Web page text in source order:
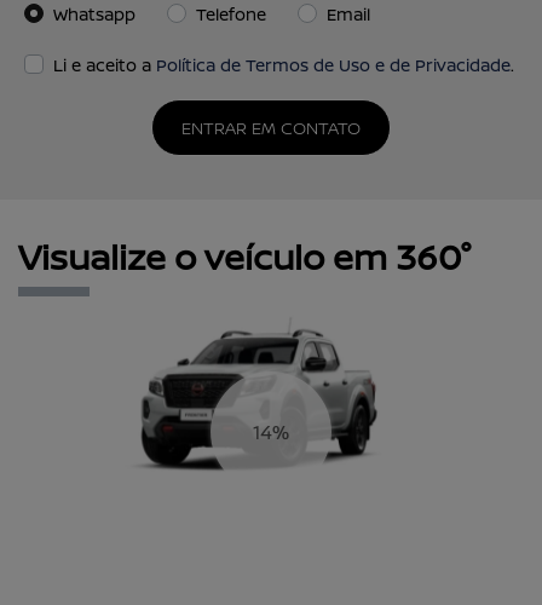
Whatsapp
Telefone Email
Li e aceito a Política de Termos de Uso e de Privacidade.
ENTRAR EM CONTATO
Visualize o veículo em 360°
17%